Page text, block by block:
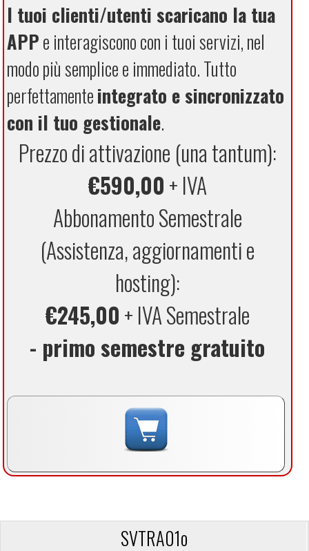
I tuoi clienti/utenti scaricano la tua
APPe interagiscono con i tuoi servizi, nel
modo più semplice e immediato. Tutto
perfettamenteintegrato e sincronizzato
con il tuo gestionale.
Prezzo di attivazione (una tantum):
€590,00+ IVA
Abbonamento Semestrale
(Assistenza, aggiornamenti e
hosting):
€245,00+ IVA Semestrale
- primo semestre gratuito
SVTRA01o